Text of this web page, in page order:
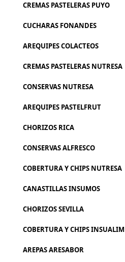
CREMAS PASTELERAS PUYO
CUCHARAS FONANDES
AREQUIPES COLACTEOS
CREMAS PASTELERAS NUTRESA
CONSERVAS NUTRESA
AREQUIPES PASTELFRUT
CHORIZOS RICA
CONSERVAS ALFRESCO
COBERTURA Y CHIPS NUTRESA
CANASTILLAS INSUMOS
CHORIZOS SEVILLA
COBERTURA Y CHIPS INSUALIM
AREPAS ARESABOR